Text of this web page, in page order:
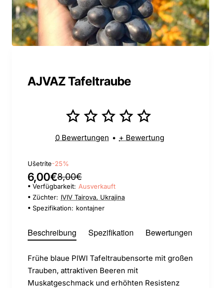
AJVAZ Tafeltraube
0 Bewertungen • + Bewertung
Ušetríte-25%
6,00€8,00€
Verfügbarkeit: Ausverkauft
Züchter: IVIV Tairova, Ukrajina
Spezifikation: kontajner
Beschreibung Spezifikation Bewertungen
Frühe blaue PIWI Tafeltraubensorte mit großen
Trauben, attraktiven Beeren mit
Muskatgeschmack und erhöhten Resistenz